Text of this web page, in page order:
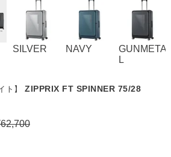
SILVER NAVY
GUNMETA
L
ト】
ZIPPRIX FT SPINNER 75/28
62,700